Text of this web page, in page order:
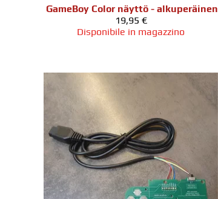
GameBoy Color näyttö - alkuperäinen
19,95 €
Disponibile in magazzino